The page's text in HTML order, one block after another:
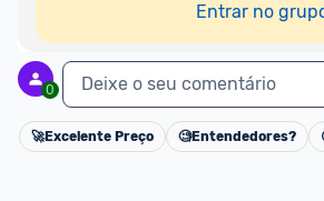
Entrar no
0 Deixe o seu comentário
🚀Excelente Preço 🧐Entendedores?